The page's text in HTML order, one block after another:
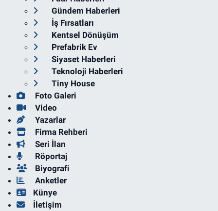
Gündem Haberleri
İş Fırsatları
Kentsel Dönüşüm
Prefabrik Ev
Siyaset Haberleri
Teknoloji Haberleri
Tiny House
Foto Galeri
Video
Yazarlar
Firma Rehberi
Seri İlan
Röportaj
Biyografi
Anketler
Künye
İletişim